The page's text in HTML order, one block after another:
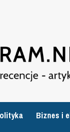
Biznes i